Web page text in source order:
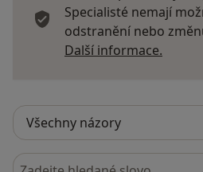
Specialisté nemají
odstranění nebo
Další informace.
Hledejte v názorech